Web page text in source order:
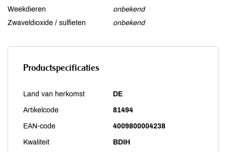
Weekdieren
onbekend
Zwaveldioxide / sulfieten
onbekend
Productspecificaties
Land van herkomst DE
Artikelcode 81494
EAN-code 4009800004238
Kwaliteit BDIH